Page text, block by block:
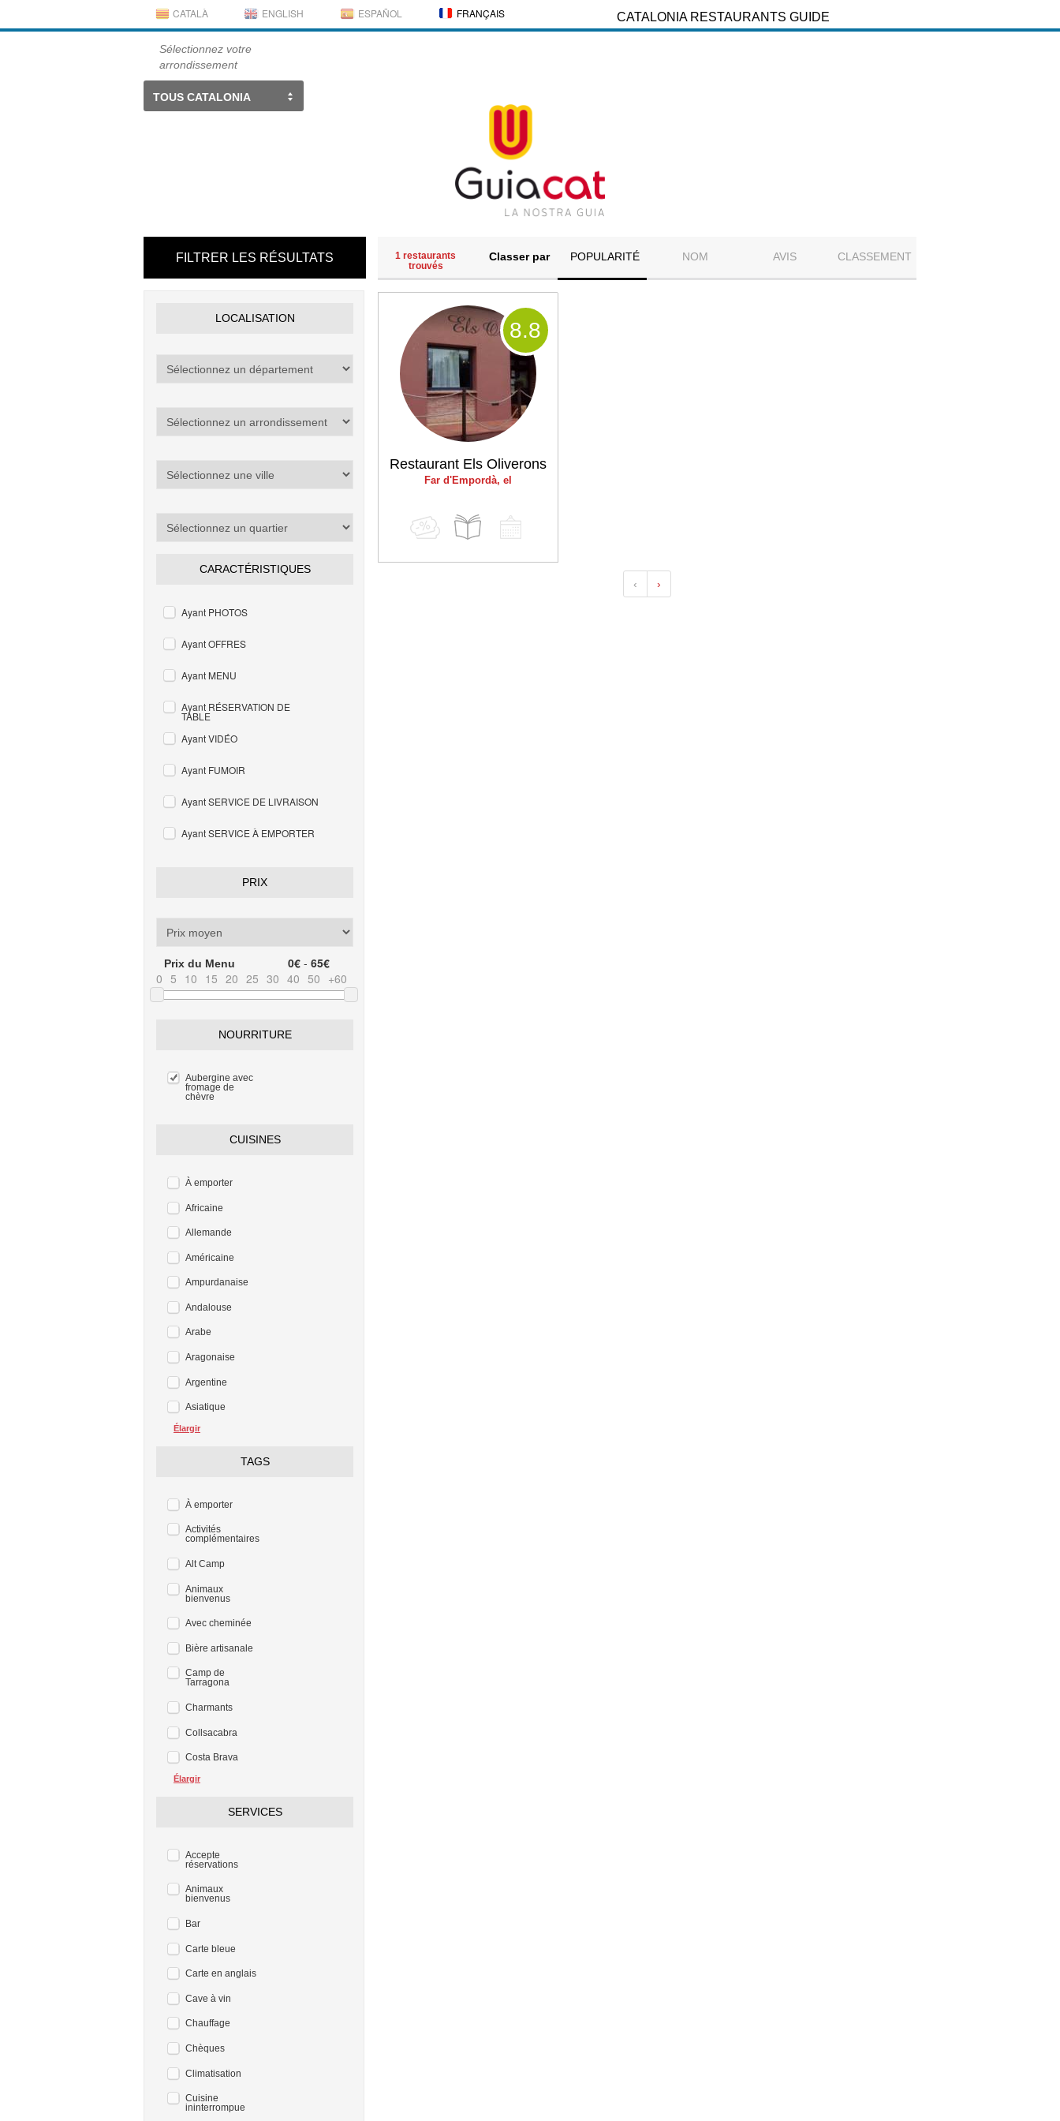
CATALÀ ENGLISH ESPAÑOL FRANÇAIS CATALONIA RESTAURANTS GUIDE
Sélectionnez votre
arrondissement
TOUS CATALONIA
FILTRER LES RÉSULTATS
LOCALISATION
CARACTÉRISTIQUES
Ayant PHOTOS
Ayant OFFRES
Ayant MENU
Ayant RÉSERVATION DE
TABLE
Ayant VIDÉO
Ayant FUMOIR
Ayant SERVICE DE LIVRAISON
Ayant SERVICE À EMPORTER
PRIX
Prix du Menu 0€ - 65€
0 5 10 15 20 25 30 40 50 +60
NOURRITURE
Aubergine avec
fromage de
chèvre
CUISINES
À emporter
Africaine
Allemande
Américaine
Ampurdanaise
Andalouse
Arabe
Aragonaise
Argentine
Asiatique
Élargir
TAGS
À emporter
Activités
complémentaires
Alt Camp
Animaux
bienvenus
Avec cheminée
Bière artisanale
Camp de
Tarragona
Charmants
Collsacabra
Costa Brava
Élargir
SERVICES
Accepte
réservations
Animaux
bienvenus
Bar
Carte bleue
Carte en anglais
Cave à vin
Chauffage
Chèques
Climatisation
Cuisine
ininterrompue
1 restaurants
trouvés
Classer par POPULARITÉ NOM AVIS CLASSEMENT
Restaurant Els Oliverons
Far d'Empordà, el
8.8
‹ ›